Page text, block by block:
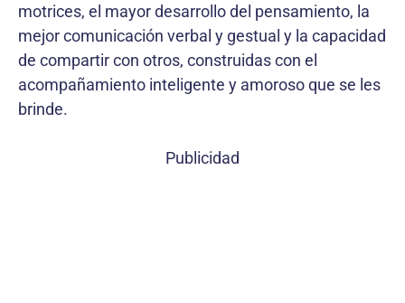
motrices, el mayor desarrollo del pensamiento, la
mejor comunicación verbal y gestual y la capacidad
de compartir con otros, construidas con el
acompañamiento inteligente y amoroso que se les
brinde.
Publicidad